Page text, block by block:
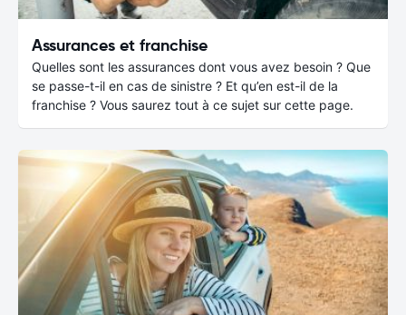
Assurances et franchise
Quelles sont les assurances dont vous avez besoin ? Que
se passe-t-il en cas de sinistre ? Et qu’en est-il de la
franchise ? Vous saurez tout à ce sujet sur cette page.